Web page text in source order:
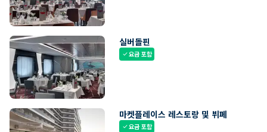
실버돌핀
check요금 포함
마켓플레이스 레스토랑 및 뷔페
check요금 포함